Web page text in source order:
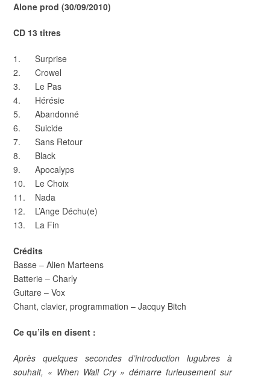
Alone prod (30/09/2010)
CD 13 titres
1. Surprise
2. Crowel
3. Le Pas
4. Hérésie
5. Abandonné
6. Suicide
7. Sans Retour
8. Black
9. Apocalyps
10. Le Choix
11. Nada
12. L’Ange Déchu(e)
13. La Fin
Crédits
Basse – Alien Marteens
Batterie – Charly
Guitare – Vox
Chant, clavier, programmation – Jacquy Bitch
Ce qu’ils en disent :
Après quelques secondes d’introduction lugubres à
souhait, « When Wall Cry » démarre furieusement sur